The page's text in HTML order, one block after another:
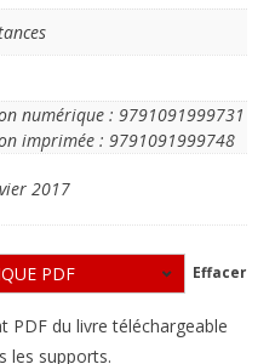
numérique : 9791091999731
imprimée : 9791091999748
2017
Effacer
PDF du livre téléchargeable
les supports.